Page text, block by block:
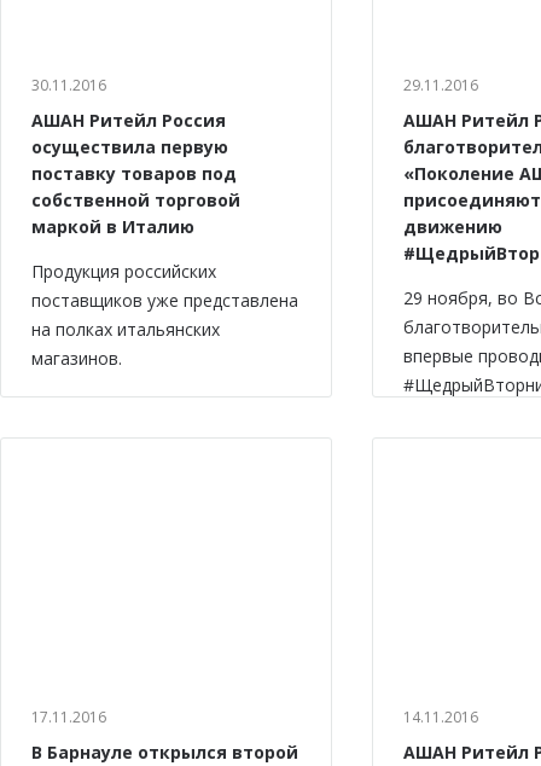
30.11.2016
АШАН Ритейл Россия
осуществила первую
поставку товаров под
собственной торговой
маркой в Италию
Продукция российских
поставщиков уже представлена
на полках итальянских
магазинов.
29.11.2016
АШАН Ритейл
«Поколение
движению
29 ноября, во
впервые
17.11.2016
В Барнауле открылся второй
14.11.2016
АШАН Ритейл